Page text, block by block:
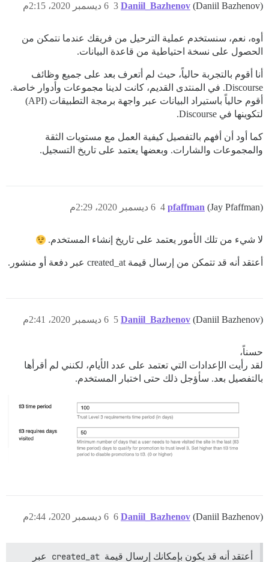
Daniil_Bazhenov (Daniil Bazhenov) 6 ديسمبر 2020، 2:15م 3
أوه، نعم، سنستخدم عملية الترحيل من فريقك عندما نتمكن من
الحصول على نسخة احتياطية من قاعدة البيانات.
أنا أقوم بالتجربة حالياً، حيث لم أتعرف بعد على جميع وظائف
Discourse. في المنتدى القديم، كانت لدينا مجموعات وأدوار خاصة.
أقوم حالياً باستيراد البيانات عبر واجهة برمجة التطبيقات (API)
لتكوينها في Discourse.
كما أود أن أفهم بالتفصيل كيفية العمل مع مستويات الثقة
والمجموعات والشارات. وبعضها يعتمد على تاريخ التسجيل.
pfaffman (Jay Pfaffman) 6 ديسمبر 2020، 2:29م 4
لا شيء من تلك الأمور يعتمد على تاريخ إنشاء المستخدم.
أعتقد أنه قد تتمكن من إرسال قيمة created_at عبر دفعة أو منشور.
Daniil_Bazhenov (Daniil Bazhenov) 6 ديسمبر 2020، 2:41م 5
حسناً،
لقد رأيت الإعدادات التي تعتمد على عدد الأيام، لكنني لم أقرأها
بالتفصيل بعد. سأؤجل ذلك حتى اختبار المستخدم.
Daniil_Bazhenov (Daniil Bazhenov) 6 ديسمبر 2020، 2:44م 6
أعتقد أنه قد يكون بإمكانك إرسال قيمة created_at
عبر